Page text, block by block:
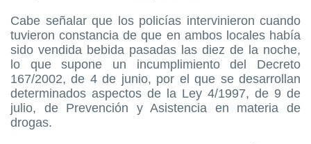
Cabe señalar que los policías intervinieron cuando
tuvieron constancia de que en ambos locales había
sido vendida bebida pasadas las diez de la noche,
lo que supone un incumplimiento del Decreto
167/2002, de 4 de junio, por el que se desarrollan
determinados aspectos de la Ley 4/1997, de 9 de
julio, de Prevención y Asistencia en materia de
drogas.